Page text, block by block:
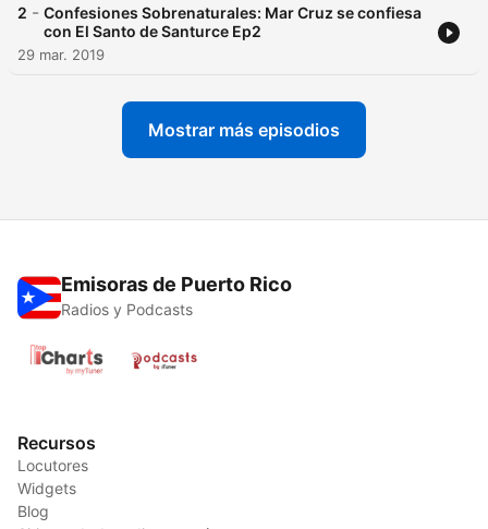
2 - Confesiones Sobrenaturales: Mar Cruz se confiesa
con El Santo de Santurce Ep2
29 mar. 2019
Mostrar más episodios
Emisoras de Puerto Rico
Radios y Podcasts
Recursos
Locutores
Widgets
Blog